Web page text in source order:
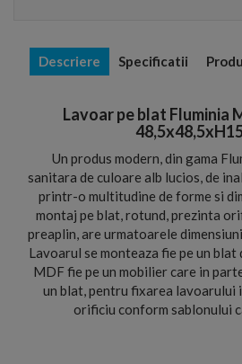
Descriere Specificatii
Lavoar pe blat Fluminia
Un produs modern, din gama
sanitara de culoare alb lucios, de
printr-o multitudine de forme si
montaj pe blat, rotund, prezinta
preaplin, are urmatoarele
Lavoarul se monteaza fie pe un
MDF fie pe un mobilier care in
un blat, pentru fixarea lavoarului
orificiu conform sablonului